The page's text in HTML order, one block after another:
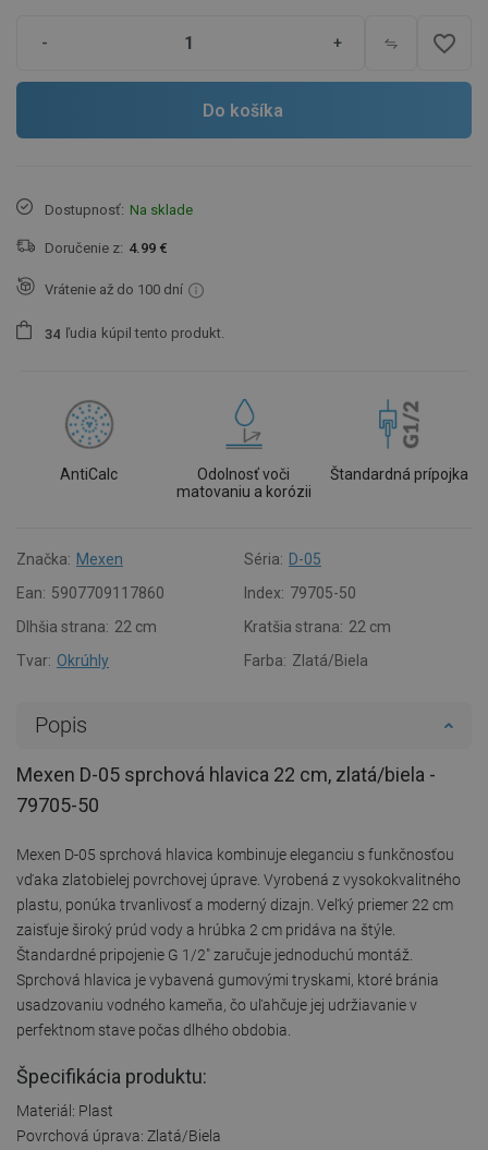
- + favorite_border
Do košíka
Dostupnosť: Na sklade
Doručenie z: 4.99 €
Vrátenie až do 100 dní
34 ľudia kúpil tento produkt.
AntiCalc
Odolnosť voči
matovaniu a korózii
Štandardná prípojka
Značka: Mexen Séria: D-05
Ean: 5907709117860 Index: 79705-50
Dlhšia strana: 22 cm Kratšia strana: 22 cm
Tvar: Okrúhly Farba: Zlatá/Biela
Popis
Mexen D-05 sprchová hlavica 22 cm, zlatá/biela -
79705-50
Mexen D-05 sprchová hlavica kombinuje eleganciu s funkčnosťou
vďaka zlatobielej povrchovej úprave. Vyrobená z vysokokvalitného
plastu, ponúka trvanlivosť a moderný dizajn. Veľký priemer 22 cm
zaisťuje široký prúd vody a hrúbka 2 cm pridáva na štýle.
Štandardné pripojenie G 1/2" zaručuje jednoduchú montáž.
Sprchová hlavica je vybavená gumovými tryskami, ktoré bránia
usadzovaniu vodného kameňa, čo uľahčuje jej udržiavanie v
perfektnom stave počas dlhého obdobia.
Špecifikácia produktu:
Materiál: Plast
Povrchová úprava: Zlatá/Biela